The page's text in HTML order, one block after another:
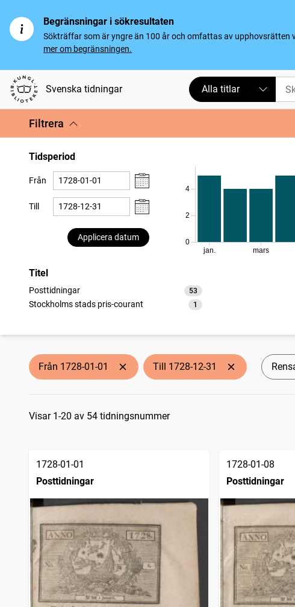
Begränsningar i sökresultaten
Sökträffar som är yngre än 100 år och omfattas av upphovsrätten
mer om begränsningen.
Svenska tidningar Alla titlar
Filtrera
Tidsperiod
Från
Till
Applicera datum
0
2
4
jan. mars
Titel
Posttidningar 53
träffar
Stockholms stads pris-courant
1
träffar
Från 1728-01-01 Till 1728-12-31
Sökresultat
Visar 1-20 av 54 tidningsnummer
1728-01-01
Posttidningar
1728-01-08
Posttidningar